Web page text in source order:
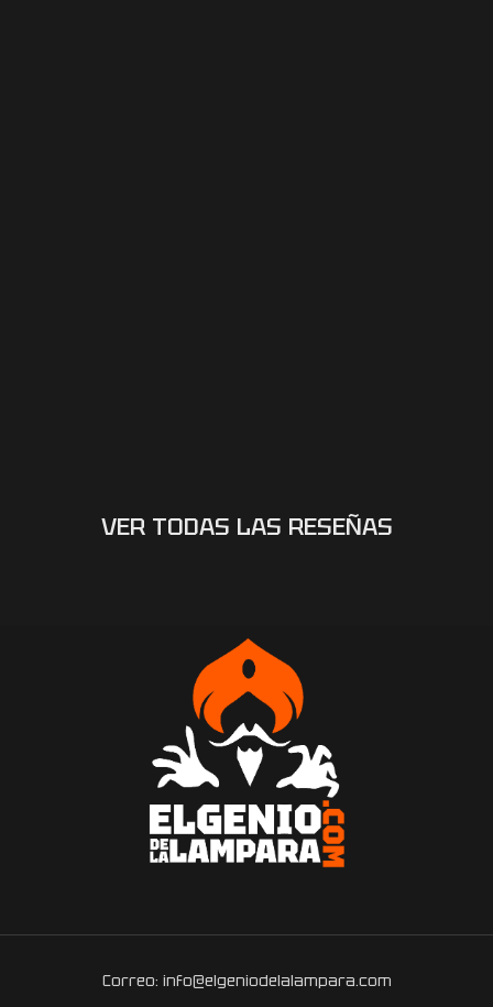
VER TODAS LAS RESEÑAS
Correo: info@elgeniodelalampara.com